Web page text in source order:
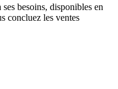
besoins, disponibles en
concluez les ventes